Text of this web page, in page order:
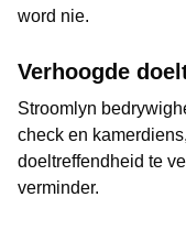
word nie.
Verhoogde
Stroomlyn
check en
doeltreffendheid te
verminder.